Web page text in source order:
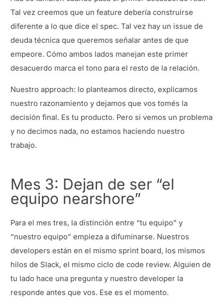
Tal vez creemos que un feature debería construirse
diferente a lo que dice el spec. Tal vez hay un issue de
deuda técnica que queremos señalar antes de que
empeore. Cómo ambos lados manejan este primer
desacuerdo marca el tono para el resto de la relación.
Nuestro approach: lo planteamos directo, explicamos
nuestro razonamiento y dejamos que vos tomés la
decisión final. Es tu producto. Pero si vemos un problema
y no decimos nada, no estamos haciendo nuestro
trabajo.
Mes 3: Dejan de ser “el
equipo nearshore”
Para el mes tres, la distinción entre “tu equipo” y
“nuestro equipo” empieza a difuminarse. Nuestros
developers están en el mismo sprint board, los mismos
hilos de Slack, el mismo ciclo de code review. Alguien de
tu lado hace una pregunta y nuestro developer la
responde antes que vos. Ese es el momento.